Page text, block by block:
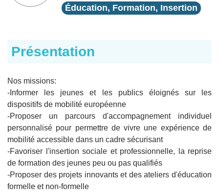
Éducation, Formation, Insertion
Présentation
Nos missions:
-Informer les jeunes et les publics éloignés sur les
dispositifs de mobilité européenne
-Proposer un parcours d'accompagnement individuel
personnalisé pour permettre de vivre une expérience de
mobilité accessible dans un cadre sécurisant
-Favoriser l'insertion sociale et professionnelle, la reprise
de formation des jeunes peu ou pas qualifiés
-Proposer des projets innovants et des ateliers d'éducation
formelle et non-formelle